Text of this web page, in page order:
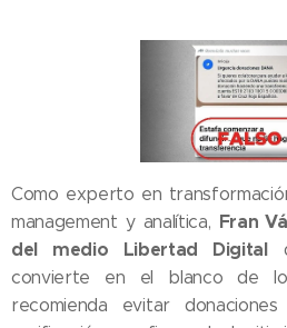
Como experto en
management y analítica, Fran
del medio Libertad Digital
convierte en el blanco de
recomienda evitar